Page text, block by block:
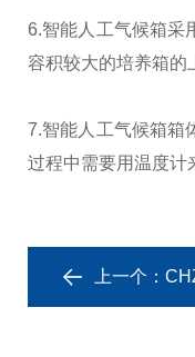
6.智能人工气候箱采
容积较大的培养箱的
7.智能人工气候箱箱
过程中需要用温度计
上一个：